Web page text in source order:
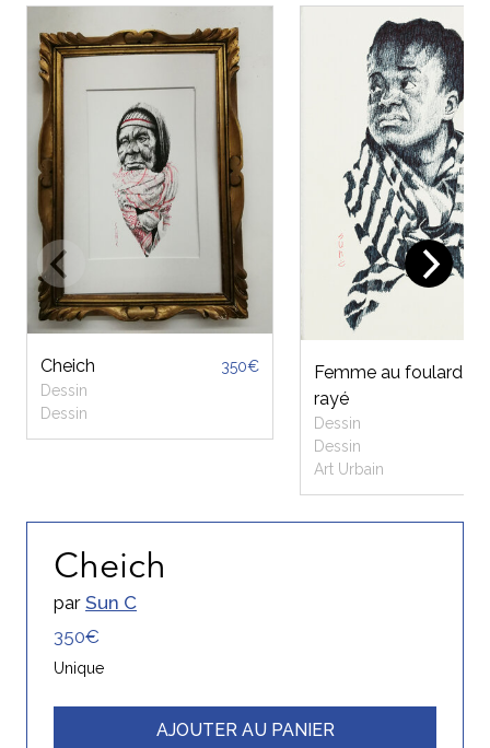
Cheich
Dessin
Dessin
350€
Femme au foulard
rayé
Dessin
Dessin
Art Urbain
Cheich
par Sun C
350€
Unique
AJOUTER AU PANIER